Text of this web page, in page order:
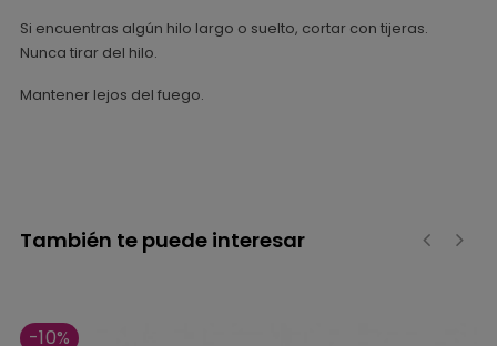
Si encuentras algún hilo largo o suelto, cortar con tijeras.
Nunca tirar del hilo.
Mantener lejos del fuego.
También te puede interesar
-10%